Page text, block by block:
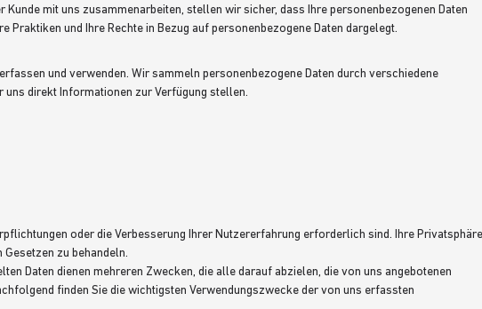
mit uns zusammenarbeiten, stellen wir sicher, dass Ihre personenbezogenen Daten
und Ihre Rechte in Bezug auf personenbezogene Daten dargelegt.
und verwenden. Wir sammeln personenbezogene Daten durch verschiedene
uns direkt Informationen zur Verfügung stellen.
oder die Verbesserung Ihrer Nutzererfahrung erforderlich sind. Ihre Privatsphäre
zu behandeln.
Daten dienen mehreren Zwecken, die alle darauf abzielen, die von uns angebotenen
finden Sie die wichtigsten Verwendungszwecke der von uns erfassten